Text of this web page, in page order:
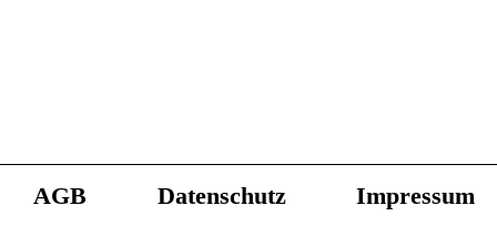
AGB Datenschutz Impressum